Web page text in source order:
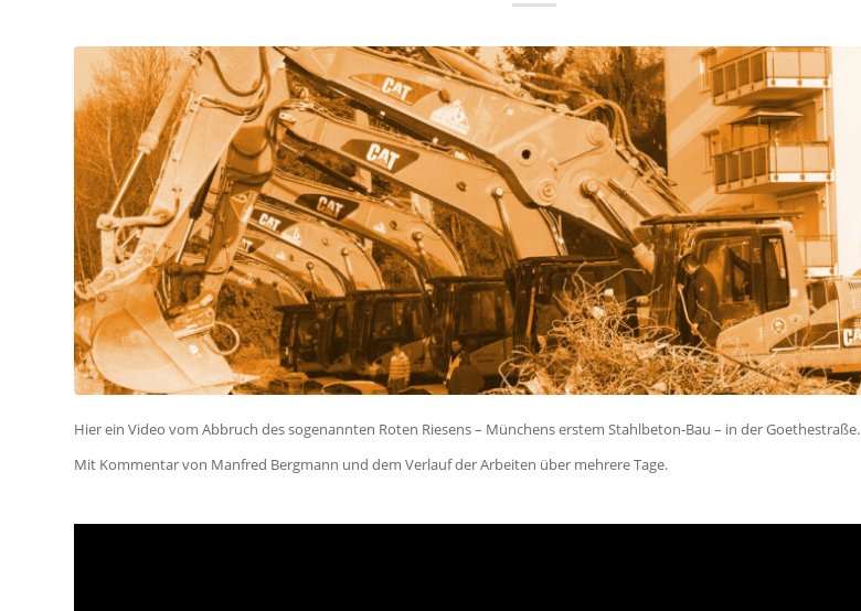
Hier ein Video vom Abbruch des sogenannten Roten Riesens – Münchens erstem Stahlbeton-Bau – in der Goethestraße.
Mit Kommentar von Manfred Bergmann und dem Verlauf der Arbeiten über mehrere Tage.